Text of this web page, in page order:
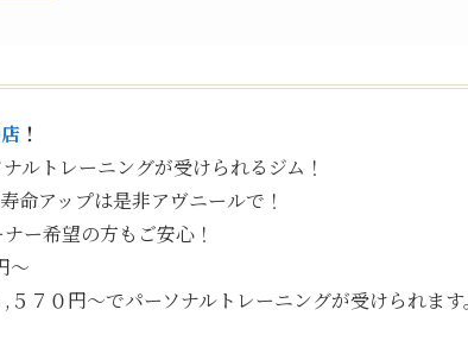
！
ルトレーニングが受けられるジム！
命アップは是非アヴニールで！
ー希望の方もご安心！
〜
７０円〜でパーソナルトレーニングが受けられま